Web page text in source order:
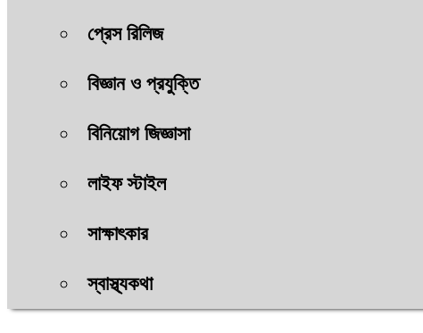
প্রেস রিলিজ
বিজ্ঞান ও প্রযুক্তি
বিনিয়োগ জিজ্ঞাসা
লাইফ স্টাইল
সাক্ষাৎকার
স্বাস্থ্যকথা